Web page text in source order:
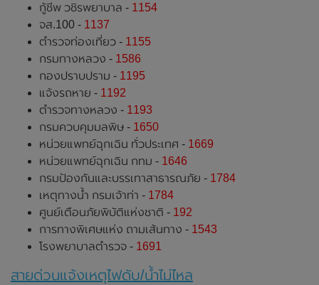
กู้ชีพ วชิรพยาบาล - 1154
จส.100 - 1137
ตำรวจท่องเที่ยว - 1155
กรมทางหลวง - 1586
กองปราบปราม - 1195
แจ้งรถหาย - 1192
ตำรวจทางหลวง - 1193
กรมควบคุมมลพิษ - 1650
หน่วยแพทย์ฉุกเฉิน ทั่วประเทศ - 1669
หน่วยแพทย์ฉุกเฉิน กทม - 1646
กรมป้องกันและบรรเทาสาธารณภัย - 1784
เหตุทางน้ำ กรมเจ้าท่า - 1784
ศูนย์เตือนภัยพิบัติแห่งชาติ - 192
การทางพิเศษแห่ง ถามเส้นทาง - 1543
โรงพยาบาลตำรวจ - 1691
สายด่วนแจ้งเหตุไฟดับ/น้ำไม่ไหล